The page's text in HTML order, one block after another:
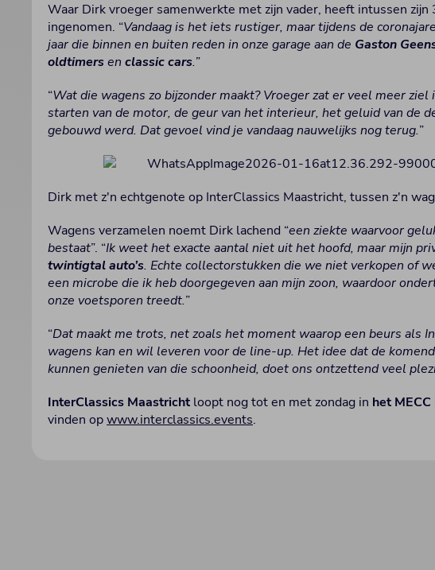
Waar Dirk vroeger samenwerkte met zijn vader, heeft intussen zijn
ingenomen. “Vandaag is het iets rustiger, maar tijdens de
jaar die binnen en buiten reden in onze garage aan de Gaston
oldtimers enclassic cars.”
“Wat die wagens zo bijzonder maakt? Vroeger zat er veel meer ziel
starten van de motor, de geur van het interieur, het geluid van de
gebouwd werd. Dat gevoel vind je vandaag nauwelijks nog terug.”
Dirk met z'n echtgenote op InterClassics Maastricht, tussen z'n
Wagens verzamelen noemt Dirk lachend “een ziekte waarvoor
bestaat”. “Ik weet het exacte aantal niet uit het hoofd, maar mijn
twintigtal auto’s. Echte collectorstukken die we niet verkopen of
een microbe die ik heb doorgegeven aan mijn zoon, waardoor
onze voetsporen treedt.”
“Dat maakt me trots, net zoals het moment waarop een beurs als
wagens kan en wil leveren voor de line-up. Het idee dat de
kunnen genieten van die schoonheid, doet ons ontzettend veel
InterClassics Maastricht loopt nog tot en met zondag in het
vinden opwww.interclassics.events.